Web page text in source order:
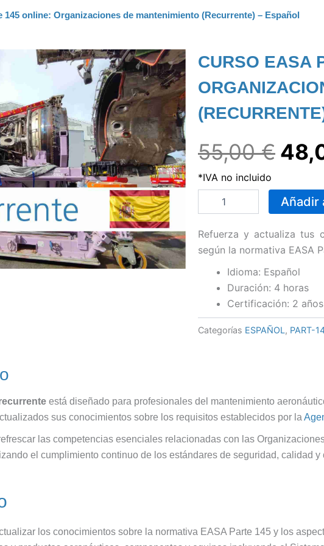
145 online: Organizaciones de mantenimiento (Recurrente) – Español
CURSO EASA
55,00€ El
era:
*IVA no incluido
145
online:
Organizaciones
(Recurrente)
Español
cantidad
Añadir
Refuerza y actualiza tus
según la normativa EASA
Idioma: Español
Duración: 4 horas
Certificación: 2
Categorías ESPAÑOL , PART-
está diseñado para profesionales del mantenimiento
sus conocimientos sobre los requisitos establecidos por la
las competencias esenciales relacionadas con las
el cumplimiento continuo de los estándares de seguridad, calidad
los conocimientos sobre la normativa EASA Parte 145 y los